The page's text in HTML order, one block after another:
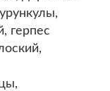
герпес